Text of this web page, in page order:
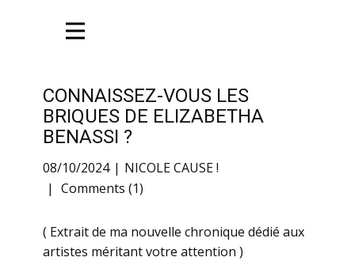
CONNAISSEZ-VOUS LES
BRIQUES DE ELIZABETHA
BENASSI ?
08/10/2024
NICOLE CAUSE !
Comments (1)
( Extrait de ma nouvelle chronique dédié aux
artistes méritant votre attention )